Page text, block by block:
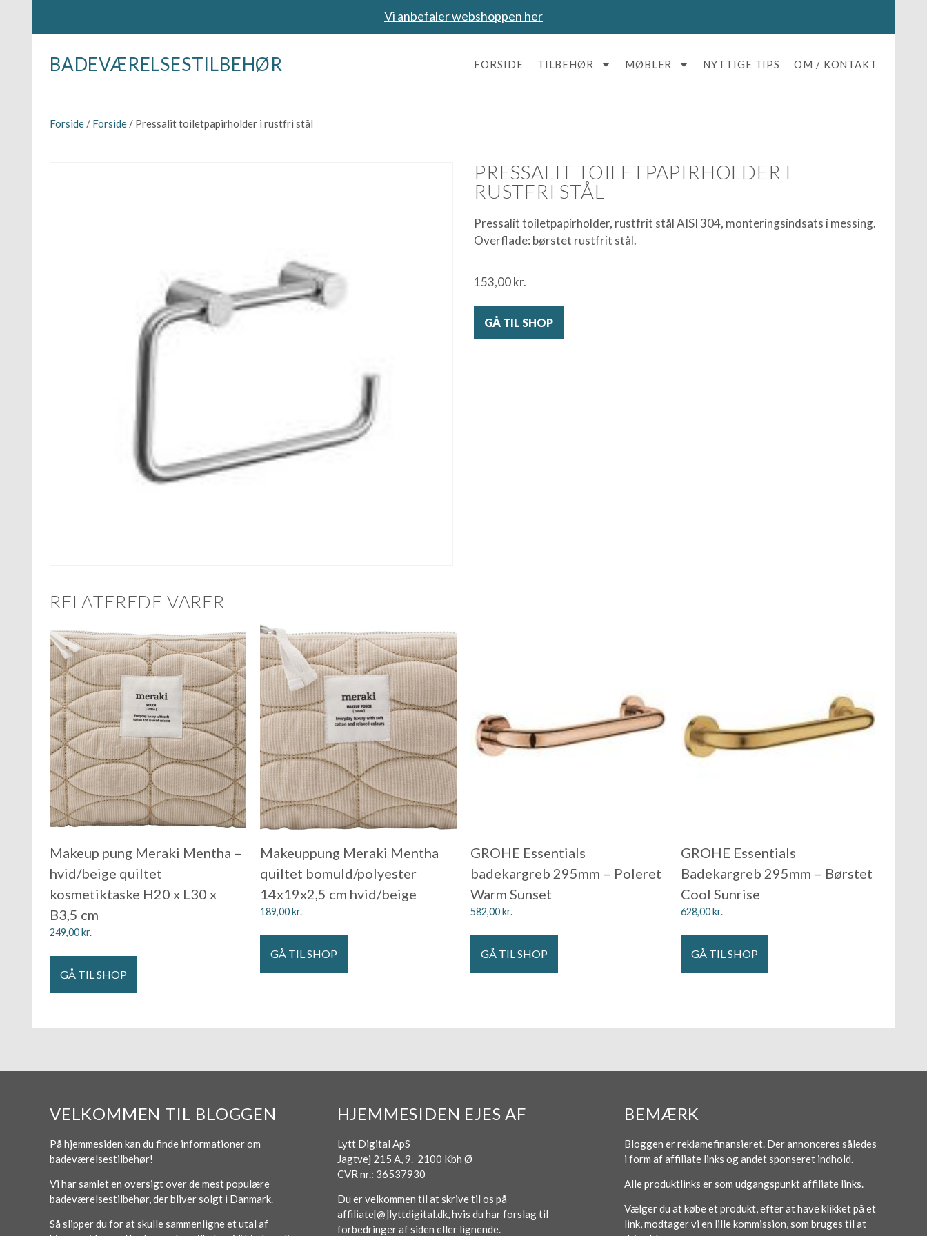
Vi anbefaler webshoppen her
BADEVÆRELSESTILBEHØR FORSIDE TILBEHØR MØBLER NYTTIGE TIPS OM / KONTAKT
Forside / Forside / Pressalit toiletpapirholder i rustfri stål
PRESSALIT TOILETPAPIRHOLDER I
RUSTFRI STÅL
Pressalit toiletpapirholder, rustfrit stål AISI 304, monteringsindsats i messing.
Overflade: børstet rustfrit stål.
153,00kr.
GÅ TIL SHOP
RELATEREDE VARER
Makeup pung Meraki Mentha –
hvid/beige quiltet
kosmetiktaske H20 x L30 x
B3,5 cm
249,00kr.
GÅ TIL SHOP
Makeuppung Meraki Mentha
quiltet bomuld/polyester
14x19x2,5 cm hvid/beige
189,00kr.
GÅ TIL SHOP
GROHE Essentials
badekargreb 295mm – Poleret
Warm Sunset
582,00kr.
GÅ TIL SHOP
GROHE Essentials
Badekargreb 295mm – Børstet
Cool Sunrise
628,00kr.
GÅ TIL SHOP
VELKOMMEN TIL BLOGGEN
På hjemmesiden kan du finde informationer om
badeværelsestilbehør!
Vi har samlet en oversigt over de mest populære
badeværelsestilbehør, der bliver solgt i Danmark.
Så slipper du for at skulle sammenligne et utal af
HJEMMESIDEN EJES AF
Lytt Digital ApS
Jagtvej 215 A, 9. 2100 Kbh Ø
CVR nr.: 36537930
Du er velkommen til at skrive til os på
affiliate[@]lyttdigital.dk, hvis du har forslag til
forbedringer af siden eller lignende.
BEMÆRK
Bloggen er reklamefinansieret. Der annonceres således
i form af affiliate links og andet sponseret indhold.
Alle produktlinks er som udgangspunkt affiliate links.
Vælger du at købe et produkt, efter at have klikket på et
link, modtager vi en lille kommission, som bruges til at